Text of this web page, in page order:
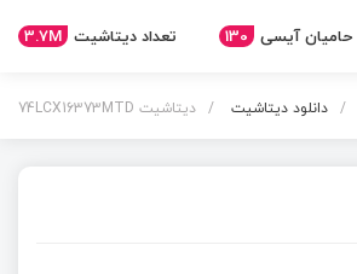
حامیان آیسی 130 تعداد دیتاشیت 3.7M
دانلود دیتاشیت دیتاشیت 74LCX16373MTD